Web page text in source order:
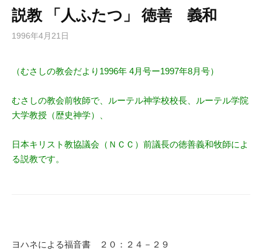
説教 「人ふたつ」 徳善 義和
1996年4月21日
（むさしの教会だより1996年 4月号ー1997年8月号）
むさしの教会前牧師で、ルーテル神学校校長、ルーテル学院
大学教授（歴史神学）、
日本キリスト教協議会（ＮＣＣ）前議長の徳善義和牧師によ
る説教です。
ヨハネによる福音書 ２０：２４－２９